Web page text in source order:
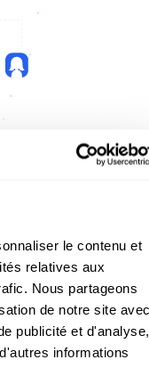
le contenu et
relatives aux
Nous partageons
de notre site
publicité et d'analyse,
informations
ou si elle
en
des